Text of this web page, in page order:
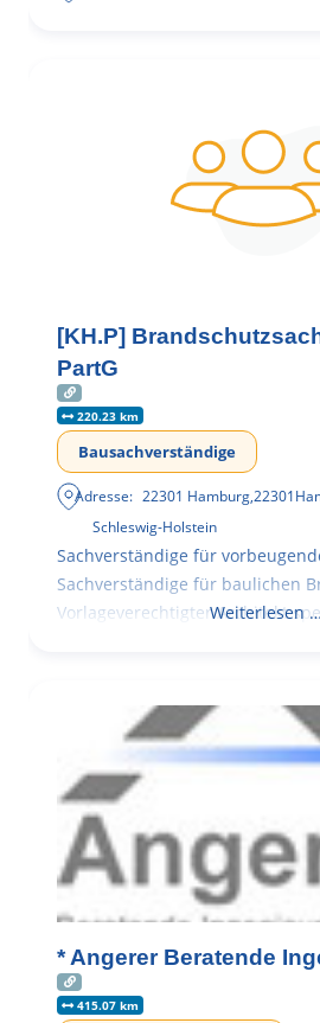
[KH.P]
PartG
220.23 km
Bausachverständige
Adresse: 22301 Hamburg,22301
Schleswig-Holstein
Sachverständige für
Sachverständige für baulichen
Vorlageverechtigter Architekt
Weiterlesen …
* Angerer Beratende
415.07 km